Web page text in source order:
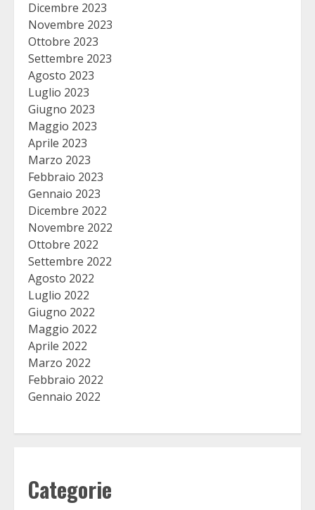
Dicembre 2023
Novembre 2023
Ottobre 2023
Settembre 2023
Agosto 2023
Luglio 2023
Giugno 2023
Maggio 2023
Aprile 2023
Marzo 2023
Febbraio 2023
Gennaio 2023
Dicembre 2022
Novembre 2022
Ottobre 2022
Settembre 2022
Agosto 2022
Luglio 2022
Giugno 2022
Maggio 2022
Aprile 2022
Marzo 2022
Febbraio 2022
Gennaio 2022
Categorie